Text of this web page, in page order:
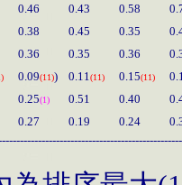
0.46 0.43 0.58
0.38 0.45 0.35
0.36 0.35 0.36
0.09(11)) 0.11 (11) 0.15(11)
0.25(1) 0.51 0.40
0.27 0.19 0.24